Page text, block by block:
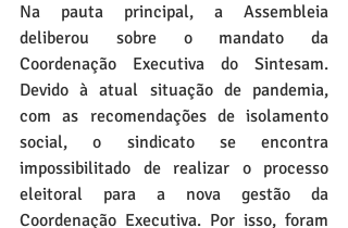
Na pauta principal, a Assembleia
deliberou sobre o mandato da
Coordenação Executiva do Sintesam.
Devido à atual situação de pandemia,
com as recomendações de isolamento
social, o sindicato se encontra
impossibilitado de realizar o processo
eleitoral para a nova gestão da
Coordenação Executiva. Por isso, foram